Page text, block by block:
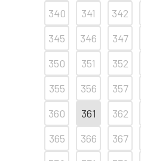
340
341 342
345
346 347
350
351 352
355
356 357
360
361 362
365
366 367